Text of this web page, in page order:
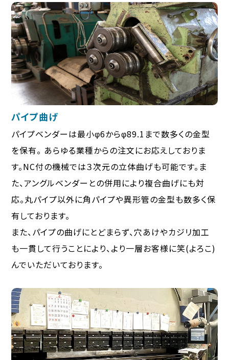
パイプ曲げ
パイプベンダーは最小φ6からφ89.1まで数多くの金型
を保有。 あらゆる業種からの注文にお応えしておりま
す。NC付の機械では３次元の立体曲げも可能です。ま
た、アングルベンダーとの併用により複合曲げにも対
応。丸パイプ以外に角パイプや異形管の金型も数多く保
有しております。
また、パイプの曲げにとどまらず、穴あけやカジリ加工
も一貫して行うことにより、より一層お客様に笑(よろこ)
んでいただいております。